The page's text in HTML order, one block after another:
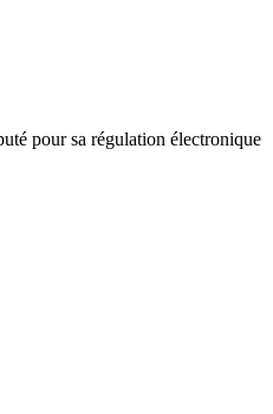
pour sa régulation électronique